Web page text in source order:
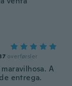
overførsler
A
entrega.